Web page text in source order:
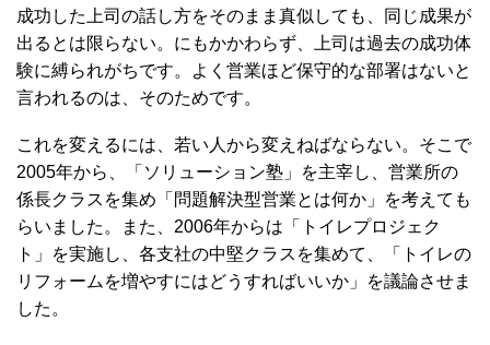
成功した上司の話し方をそのまま真似しても、同じ成果が
出るとは限らない。にもかかわらず、上司は過去の成功体
験に縛られがちです。よく営業ほど保守的な部署はないと
言われるのは、そのためです。
これを変えるには、若い人から変えねばならない。そこで
2005年から、「ソリューション塾」を主宰し、営業所の
係長クラスを集め「問題解決型営業とは何か」を考えても
らいました。また、2006年からは「トイレプロジェク
ト」を実施し、各支社の中堅クラスを集めて、「トイレの
リフォームを増やすにはどうすればいいか」を議論させま
した。